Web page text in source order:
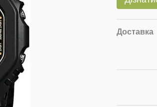
Доставка